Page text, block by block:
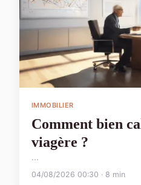
IMMOBILIER
Comment bien
viagère ?
...
04/08/2026 00:30 · 8 min